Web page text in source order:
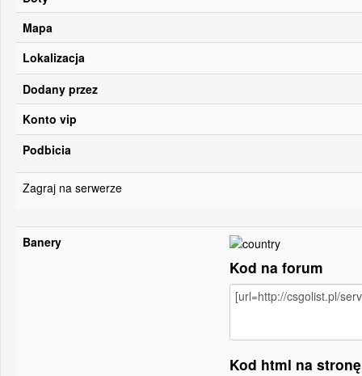
Mapa
Lokalizacja
Dodany przez
Konto vip
Podbicia
Zagraj na serwerze
Banery
Kod na forum
Kod html na